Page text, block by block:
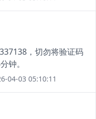
，切勿将验证码
钟。
04-03 05:10:11